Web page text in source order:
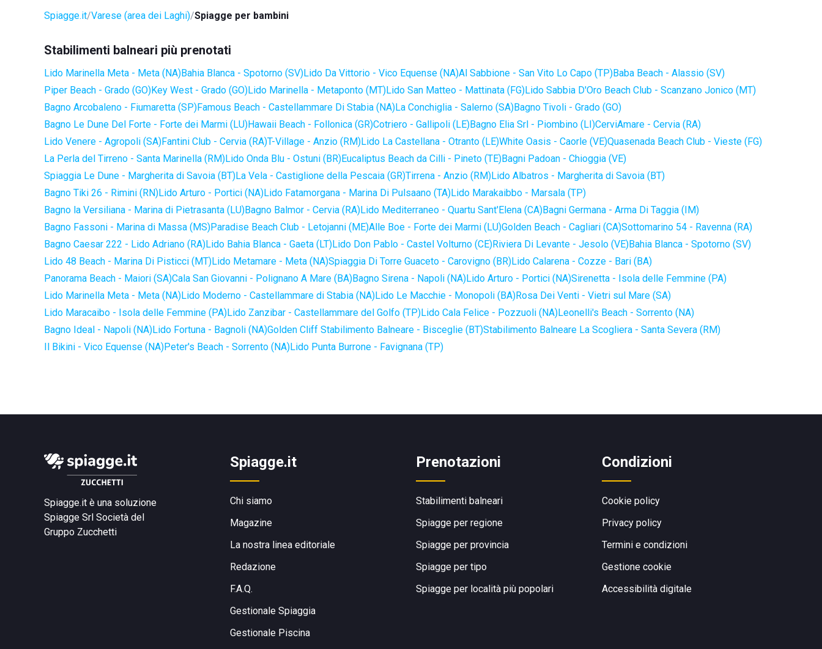
Spiagge.it Varese (area dei Laghi) Spiagge per bambini
Stabilimenti balneari più prenotati
Lido Marinella Meta - Meta (NA)Bahia Blanca - Spotorno (SV)Lido Da Vittorio - Vico Equense (NA)Al Sabbione - San Vito Lo Capo (TP)Baba Beach - Alassio (SV)
Piper Beach - Grado (GO)Key West - Grado (GO)Lido Marinella - Metaponto (MT)Lido San Matteo - Mattinata (FG)Lido Sabbia D'Oro Beach Club - Scanzano Jonico (MT)
Bagno Arcobaleno - Fiumaretta (SP)Famous Beach - Castellammare Di Stabia (NA)La Conchiglia - Salerno (SA)Bagno Tivoli - Grado (GO)
Bagno Le Dune Del Forte - Forte dei Marmi (LU)Hawaii Beach - Follonica (GR)Cotriero - Gallipoli (LE)Bagno Elia Srl - Piombino (LI)CerviAmare - Cervia (RA)
Lido Venere - Agropoli (SA)Fantini Club - Cervia (RA)T-Village - Anzio (RM)Lido La Castellana - Otranto (LE)White Oasis - Caorle (VE)Quasenada Beach Club - Vieste (FG)
La Perla del Tirreno - Santa Marinella (RM)Lido Onda Blu - Ostuni (BR)Eucaliptus Beach da Cilli - Pineto (TE)Bagni Padoan - Chioggia (VE)
Spiaggia Le Dune - Margherita di Savoia (BT)La Vela - Castiglione della Pescaia (GR)Tirrena - Anzio (RM)Lido Albatros - Margherita di Savoia (BT)
Bagno Tiki 26 - Rimini (RN)Lido Arturo - Portici (NA)Lido Fatamorgana - Marina Di Pulsaano (TA)Lido Marakaibbo - Marsala (TP)
Bagno la Versiliana - Marina di Pietrasanta (LU)Bagno Balmor - Cervia (RA)Lido Mediterraneo - Quartu Sant'Elena (CA)Bagni Germana - Arma Di Taggia (IM)
Bagno Fassoni - Marina di Massa (MS)Paradise Beach Club - Letojanni (ME)Alle Boe - Forte dei Marmi (LU)Golden Beach - Cagliari (CA)Sottomarino 54 - Ravenna (RA)
Bagno Caesar 222 - Lido Adriano (RA)Lido Bahia Blanca - Gaeta (LT)Lido Don Pablo - Castel Volturno (CE)Riviera Di Levante - Jesolo (VE)Bahia Blanca - Spotorno (SV)
Lido 48 Beach - Marina Di Pisticci (MT)Lido Metamare - Meta (NA)Spiaggia Di Torre Guaceto - Carovigno (BR)Lido Calarena - Cozze - Bari (BA)
Panorama Beach - Maiori (SA)Cala San Giovanni - Polignano A Mare (BA)Bagno Sirena - Napoli (NA)Lido Arturo - Portici (NA)Sirenetta - Isola delle Femmine (PA)
Lido Marinella Meta - Meta (NA)Lido Moderno - Castellammare di Stabia (NA)Lido Le Macchie - Monopoli (BA)Rosa Dei Venti - Vietri sul Mare (SA)
Lido Maracaibo - Isola delle Femmine (PA)Lido Zanzibar - Castellammare del Golfo (TP)Lido Cala Felice - Pozzuoli (NA)Leonelli's Beach - Sorrento (NA)
Bagno Ideal - Napoli (NA)Lido Fortuna - Bagnoli (NA)Golden Cliff Stabilimento Balneare - Bisceglie (BT)Stabilimento Balneare La Scogliera - Santa Severa (RM)
Il Bikini - Vico Equense (NA)Peter's Beach - Sorrento (NA)Lido Punta Burrone - Favignana (TP)
Spiagge.it è una soluzione
Spiagge Srl Società del
Gruppo Zucchetti
Spiagge.it
Chi siamo
Magazine
La nostra linea editoriale
Redazione
F.A.Q.
Gestionale Spiaggia
Gestionale Piscina
Prenotazioni
Stabilimenti balneari
Spiagge per regione
Spiagge per provincia
Spiagge per tipo
Spiagge per località più popolari
Condizioni
Cookie policy
Privacy policy
Termini e condizioni
Gestione cookie
Accessibilità digitale